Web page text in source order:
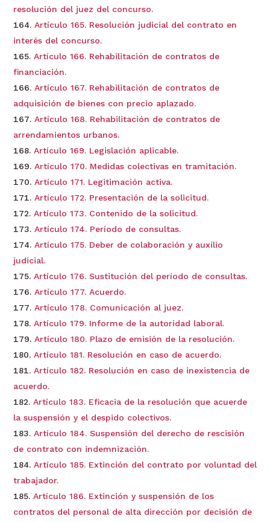
resolución del juez del concurso.
Artículo 165. Resolución judicial del contrato en
interés del concurso.
Artículo 166. Rehabilitación de contratos de
financiación.
Artículo 167. Rehabilitación de contratos de
adquisición de bienes con precio aplazado.
Artículo 168. Rehabilitación de contratos de
arrendamientos urbanos.
Artículo 169. Legislación aplicable.
Artículo 170. Medidas colectivas en tramitación.
Artículo 171. Legitimación activa.
Artículo 172. Presentación de la solicitud.
Artículo 173. Contenido de la solicitud.
Artículo 174. Período de consultas.
Artículo 175. Deber de colaboración y auxilio
judicial.
Artículo 176. Sustitución del período de consultas.
Artículo 177. Acuerdo.
Artículo 178. Comunicación al juez.
Artículo 179. Informe de la autoridad laboral.
Artículo 180. Plazo de emisión de la resolución.
Artículo 181. Resolución en caso de acuerdo.
Artículo 182. Resolución en caso de inexistencia de
acuerdo.
Artículo 183. Eficacia de la resolución que acuerde
la suspensión y el despido colectivos.
Artículo 184. Suspensión del derecho de rescisión
de contrato con indemnización.
Artículo 185. Extinción del contrato por voluntad del
trabajador.
Artículo 186. Extinción y suspensión de los
contratos del personal de alta dirección por decisión de